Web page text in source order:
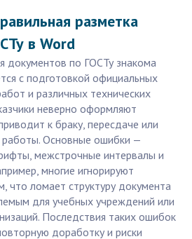
разметка
в Word
документов по ГОСТу знакома
с подготовкой официальных
и различных технических
неверно оформляют
к браку, пересдаче или
Основные ошибки —
межстрочные интервалы и
многие игнорируют
что ломает структуру документа
для учебных учреждений или
Последствия таких ошибок
доработку и риски